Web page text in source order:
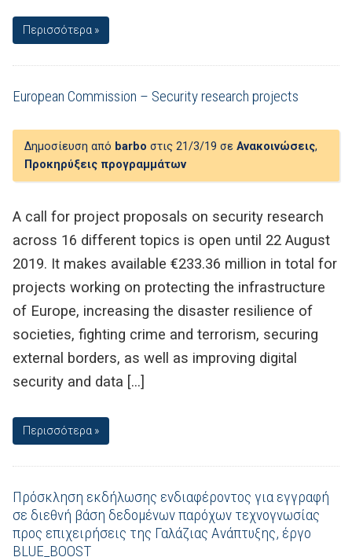
Περισσότερα »
European Commission – Security research projects
Δημοσίευση από barbo στις 21/3/19 σε Ανακοινώσεις,
Προκηρύξεις προγραμμάτων
A call for project proposals on security research
across 16 different topics is open until 22 August
2019. It makes available €233.36 million in total for
projects working on protecting the infrastructure
of Europe, increasing the disaster resilience of
societies, fighting crime and terrorism, securing
external borders, as well as improving digital
security and data […]
Περισσότερα »
Πρόσκληση εκδήλωσης ενδιαφέροντος για εγγραφή
σε διεθνή βάση δεδομένων παρόχων τεχνογνωσίας
προς επιχειρήσεις της Γαλάζιας Ανάπτυξης, έργο
BLUE_BOOST